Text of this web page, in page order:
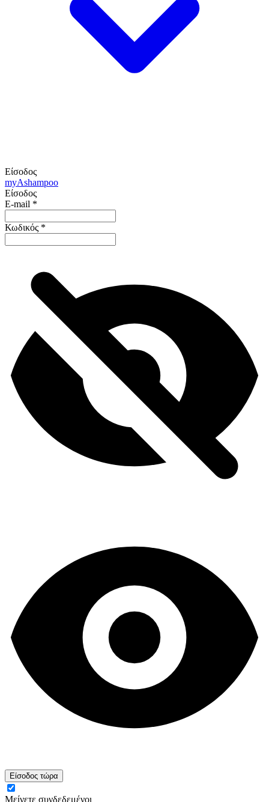
Είσοδος
myAshampoo
Είσοδος
E-mail *
Κωδικός *
Είσοδος τώρα
Μείνετε συνδεδεμένοι